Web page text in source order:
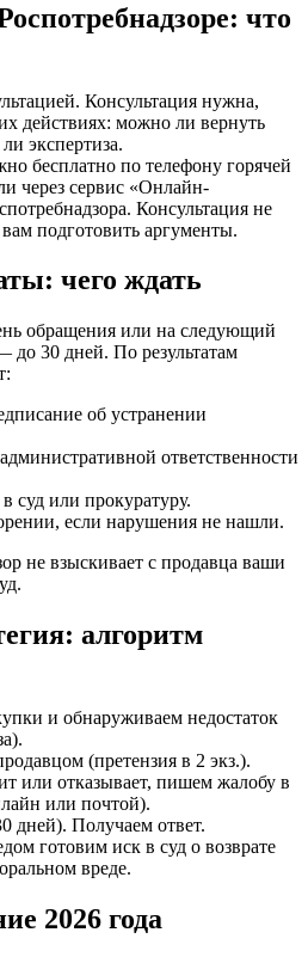
что
Консультация нужна,
действиях: можно ли вернуть
экспертиза.
бесплатно по телефону горячей
через сервис «Онлайн-
Консультация не
подготовить аргументы.
чего ждать
обращения или на следующий
до 30 дней. По результатам
об устранении
ответственности
суд или прокуратуру.
если нарушения не нашли.
не взыскивает с продавца ваши
алгоритм
и обнаруживаем недостаток
(претензия в 2 экз.).
или отказывает, пишем жалобу в
или почтой).
дней). Получаем ответ.
готовим иск в суд о возврате
вреде.
2026 года